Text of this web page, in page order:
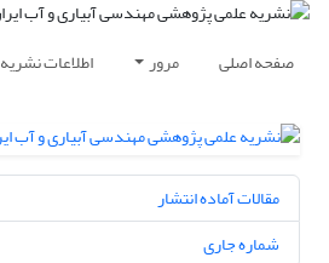
صفحه اصلی مرور اطلاعات نشریه
مقالات آماده انتشار
شماره جاری